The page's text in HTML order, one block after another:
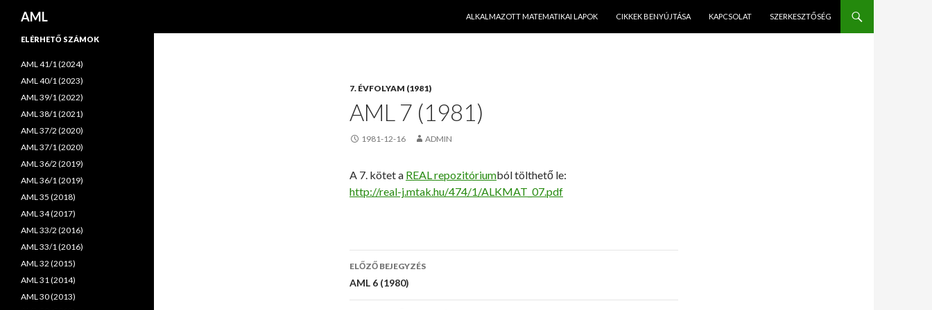
AML
ALKALMAZOTT MATEMATIKAI LAPOK
CIKKEK BENYÚJTÁSA KAPCSOLAT SZERKESZTŐSÉG
7. ÉVFOLYAM (1981)
AML 7 (1981)
1981-12-16 ADMIN
A 7. kötet a REAL repozitóriumból tölthető le:
http://real-j.mtak.hu/474/1/ALKMAT_07.pdf
Bejegyzés
ELŐZŐ BEJEGYZÉS
AML 6 (1980)
ELÉRHETŐ SZÁMOK
AML 41/1 (2024)
AML 40/1 (2023)
AML 39/1 (2022)
AML 38/1 (2021)
AML 37/2 (2020)
AML 37/1 (2020)
AML 36/2 (2019)
AML 36/1 (2019)
AML 35 (2018)
AML 34 (2017)
AML 33/2 (2016)
AML 33/1 (2016)
AML 32 (2015)
AML 31 (2014)
AML 30 (2013)